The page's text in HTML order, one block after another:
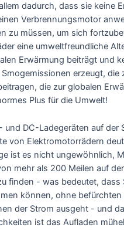
dadurch, dass sie keine
Verbrennungsmotor
zu müssen, um sich
eine umweltfreundliche
Erwärmung beiträgt und
erzeugt, die
die zur globalen
Plus für die Umwelt!
und DC-Ladegeräten auf der
von Elektromotorrädern
ist es nicht ungewöhnlich,
mehr als 200 Meilen auf
finden - was bedeutet, dass
können, ohne befürchten
der Strom ausgeht - und
ist das Aufladen